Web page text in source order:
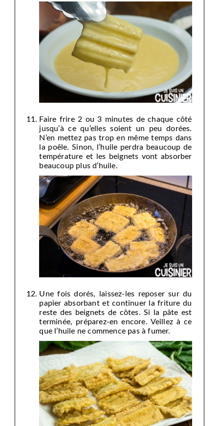
Faire frire 2 ou 3 minutes de chaque côté
jusqu’à ce qu’elles soient un peu dorées.
N’en mettez pas trop en même temps dans
la poêle. Sinon, l’huile perdra beaucoup de
température et les beignets vont absorber
beaucoup plus d’huile.
Une fois dorés, laissez-les reposer sur du
papier absorbant et continuer la friture du
reste des beignets de côtes. Si la pâte est
terminée, préparez-en encore. Veillez à ce
que l’huile ne commence pas à fumer.